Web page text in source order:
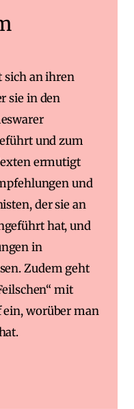
sich an ihren
sie in den
und zum
ermutigt
und
der sie an
hat, und
in
Zudem geht
mit
ein, worüber man